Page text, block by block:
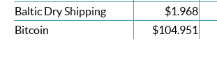
Baltic Dry Shipping
$1.968
Bitcoin
$104.951